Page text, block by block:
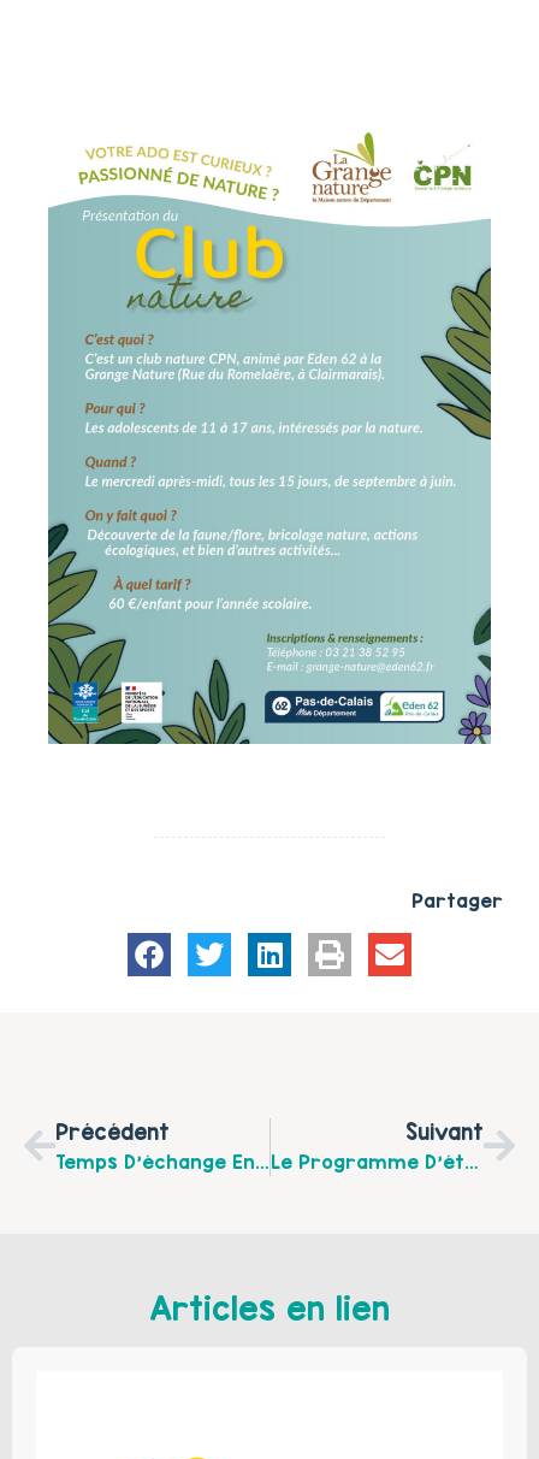
Partager
Précédent
Temps D’échange Entre Parents Sur L’adolescence.
Suivant
Le Programme D’été De La Note Bleue À Ruminghem.
Articles en lien